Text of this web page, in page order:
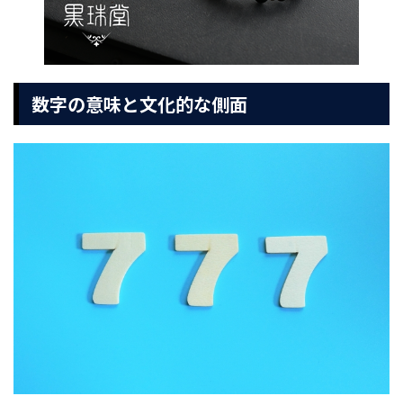
数字の意味と文化的な側面